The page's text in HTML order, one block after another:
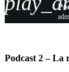
Podcast 2 – La